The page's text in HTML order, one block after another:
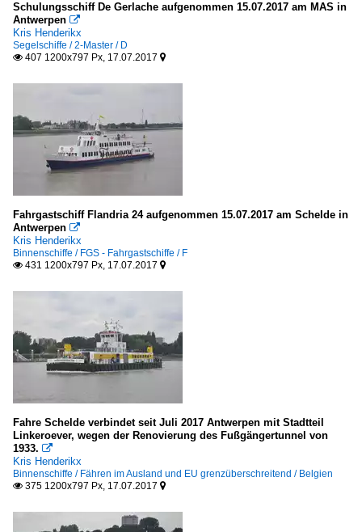
Schulungsschiff De Gerlache aufgenommen 15.07.2017 am MAS in
Antwerpen 
Kris Henderikx
Segelschiffe / 2-Master / D
 407 1200x797 Px, 17.07.2017 
Fahrgastschiff Flandria 24 aufgenommen 15.07.2017 am Schelde in
Antwerpen 
Kris Henderikx
Binnenschiffe / FGS - Fahrgastschiffe / F
 431 1200x797 Px, 17.07.2017 
Fahre Schelde verbindet seit Juli 2017 Antwerpen mit Stadtteil
Linkeroever, wegen der Renovierung des Fußgängertunnel von
1933. 
Kris Henderikx
Binnenschiffe / Fähren im Ausland und EU grenzüberschreitend / Belgien
 375 1200x797 Px, 17.07.2017 